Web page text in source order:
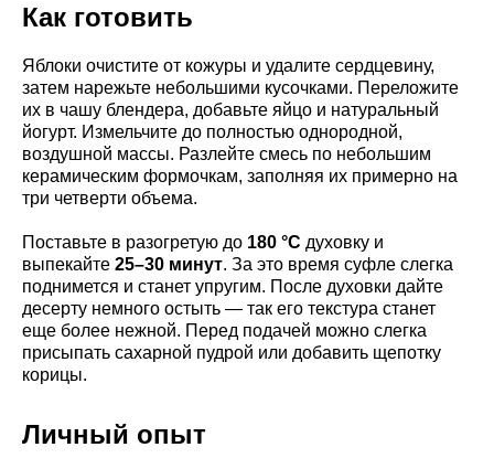
Как готовить
Яблоки очистите от кожуры и удалите сердцевину,
затем нарежьте небольшими кусочками. Переложите
их в чашу блендера, добавьте яйцо и натуральный
йогурт. Измельчите до полностью однородной,
воздушной массы. Разлейте смесь по небольшим
керамическим формочкам, заполняя их примерно на
три четверти объема.
Поставьте в разогретую до 180 °C духовку и
выпекайте 25–30 минут. За это время суфле слегка
поднимется и станет упругим. После духовки дайте
десерту немного остыть — так его текстура станет
еще более нежной. Перед подачей можно слегка
присыпать сахарной пудрой или добавить щепотку
корицы.
Личный опыт